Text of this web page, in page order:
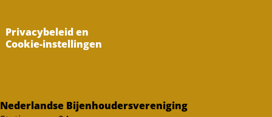
Privacybeleid en
Cookie-instellingen
Nederlandse Bijenhoudersvereniging